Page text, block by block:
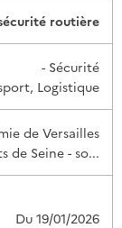
routière
- Sécurité
Logistique
de Versailles
de Seine - so...
Du 19/01/2026